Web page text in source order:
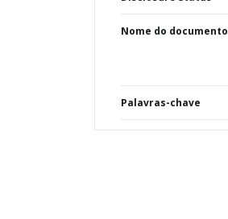
Nome do documento
Palavras-chave